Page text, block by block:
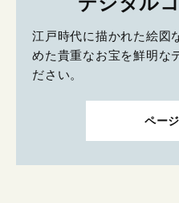
江戸時代に描かれた絵図
めた貴重なお宝を鮮明な
ださい。
ペー